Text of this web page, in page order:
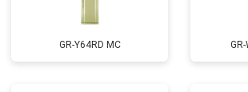
GR-Y64RD MC